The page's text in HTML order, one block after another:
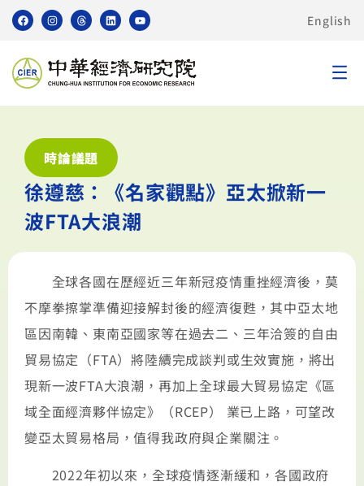
English
時論議題
徐遵慈：《名家觀點》亞太掀新一
波FTA大浪潮
全球各國在歷經近三年新冠疫情重挫經濟後，莫
不摩拳擦掌準備迎接解封後的經濟復甦，其中亞太地
區因南韓、東南亞國家等在過去二、三年洽簽的自由
貿易協定（FTA）將陸續完成談判或生效實施，將出
現新一波FTA大浪潮，再加上全球最大貿易協定《區
域全面經濟夥伴協定》（RCEP） 業已上路，可望改
變亞太貿易格局，值得我政府與企業關注。
2022年初以來，全球疫情逐漸緩和，各國政府